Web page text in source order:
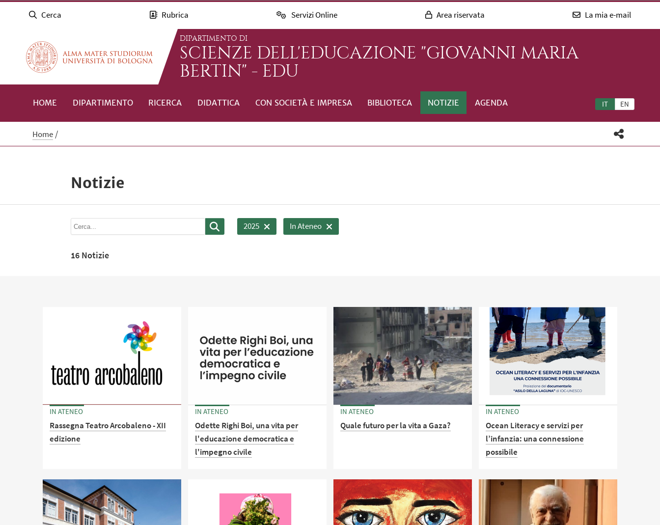
Cerca Rubrica Servizi Online Area riservata La mia e-mail
DIPARTIMENTO DI
SCIENZE DELL'EDUCAZIONE "GIOVANNI MARIA
BERTIN" - EDU
IT EN
HOME DIPARTIMENTO RICERCA DIDATTICA CON SOCIETÀ E IMPRESA BIBLIOTECA NOTIZIE AGENDA
Home
Notizie
2025 In Ateneo
16 Notizie
IN ATENEO
Rassegna Teatro Arcobaleno - XII
edizione
l'adolescenza curato da Gender
Bender e di cui il Dipartimento è
partner
IN ATENEO
Odette Righi Boi, una vita per
l'educazione democratica e
l'impegno civile
celebrazioni del centenario della
nascita di Odette Righi Boi
IN ATENEO
Quale futuro per la vita a Gaza?
Accademico del Dipartimento di
Scienze dell’Educazione “G. M.
Bertin”
IN ATENEO
Ocean Literacy e servizi per
l’infanzia: una connessione
possibile
Seminario aperto, organizzato in
collaborazione con UNESCO-IOC e il
progetto Kindergarten of the